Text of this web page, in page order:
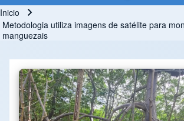
Ruta de navegación
Inicio
Metodologia utiliza imagens de satélite para
manguezais